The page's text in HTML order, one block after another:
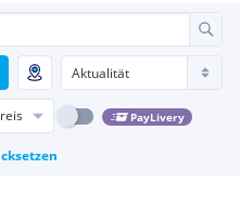
PayLivery